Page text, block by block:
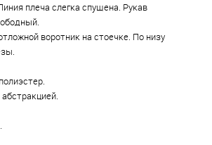
плеча слегка спущена. Рукав
воротник на стоечке. По низу